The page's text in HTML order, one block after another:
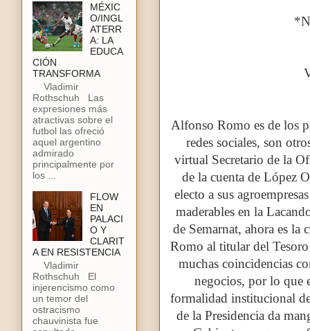
Alfonso Romo es de los
redes sociales, son
virtual Secretario de la
de la cuenta de López
electo a sus
maderables en la
de Semarnat, ahora es
Romo al titular del
muchas coincidencias
negocios, por lo que
formalidad institucional
de la Presidencia da
MÉXIC
O/INGL
ATERR
A: LA
EDUCA
CIÓN
TRANSFORMA
Vladimir
Rothschuh Las
expresiones más
atractivas sobre el
futbol las ofreció
aquel argentino
admirado
principalmente por
los ...
FLOW
EN
PALACI
O Y
CLARIT
A EN RESISTENCIA
Vladimir
Rothschuh El
injerencismo como
un temor del
ostracismo
chauvinista fue